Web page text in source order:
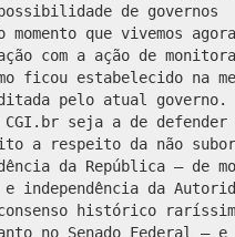
de governos
que vivemos
com a ação de
ficou estabelecido na
pelo atual governo.
seja a de defender
a respeito da não
da República – de
independência da
histórico
no Senado Federal – e